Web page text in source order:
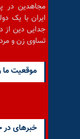
مجاهدین در
ایران با یک
جدایی دین از
تساوی زن و
موقعيت
خبرهای در